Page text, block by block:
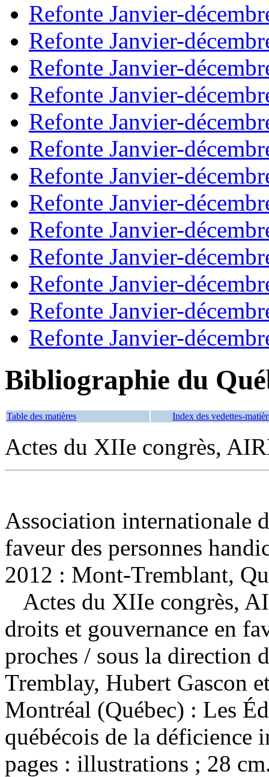
Refonte Janvier-
Refonte Janvier-
Refonte Janvier-
Refonte Janvier-
Refonte Janvier-
Refonte Janvier-
Refonte Janvier-
Refonte Janvier-
Refonte Janvier-
Refonte Janvier-
Refonte Janvier-
Refonte Janvier-
Refonte Janvier-
Bibliographie du
Table des matières Index des vedettes-
Actes du XIIe congrès,
Association internationale
faveur des personnes
2012 : Mont-Tremblant,
Actes du XIIe congrès,
droits et gouvernance en
proches / sous la direction
Tremblay, Hubert Gascon
Montréal (Québec) : Les
québécois de la
pages : illustrations ; 28